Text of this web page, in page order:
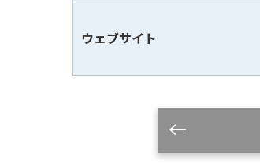
ウェブサイト